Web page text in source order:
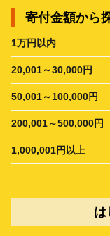
寄付金額から
1万円以内
20,001～30,000円
50,001～100,000円
200,001～500,000円
1,000,001円以上
は